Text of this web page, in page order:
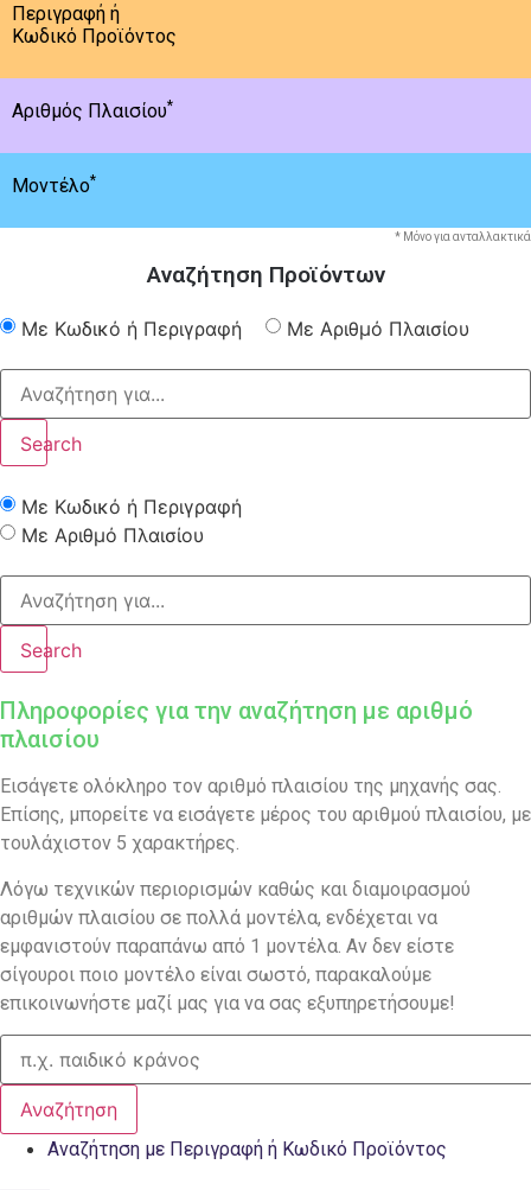
Περιγραφή ή
Κωδικό Προϊόντος
Αριθμός Πλαισίου*
Μοντέλο*
* Μόνο για ανταλλακτικά
Αναζήτηση Προϊόντων
Με Κωδικό ή Περιγραφή Με Αριθμό Πλαισίου
Search
Με Κωδικό ή Περιγραφή
Με Αριθμό Πλαισίου
Search
Πληροφορίες για την αναζήτηση με αριθμό
πλαισίου
Εισάγετε ολόκληρο τον αριθμό πλαισίου της μηχανής σας.
Επίσης, μπορείτε να εισάγετε μέρος του αριθμού πλαισίου, με
τουλάχιστον 5 χαρακτήρες.
Λόγω τεχνικών περιορισμών καθώς και διαμοιρασμού
αριθμών πλαισίου σε πολλά μοντέλα, ενδέχεται να
εμφανιστούν παραπάνω από 1 μοντέλα. Αν δεν είστε
σίγουροι ποιο μοντέλο είναι σωστό, παρακαλούμε
επικοινωνήστε μαζί μας για να σας εξυπηρετήσουμε!
Αναζήτηση
Αναζήτηση με Περιγραφή ή Κωδικό Προϊόντος